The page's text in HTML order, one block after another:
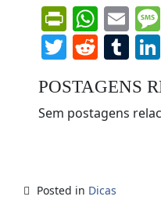
Twitter
POSTAGENS
Sem postagens
Posted in Dicas